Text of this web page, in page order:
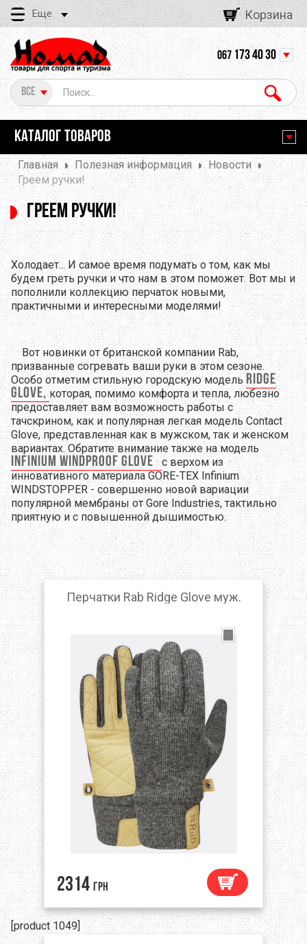
Еще Корзина
Все
067 173 40 30
КАТАЛОГ ТОВАРОВ
Главная Полезная информация
Новости
Греем ручки!
Греем ручки!
Холодает... И самое время подумать о том, как мы
будем греть ручки и что нам в этом поможет. Вот мы и
пополнили коллекцию перчаток новыми,
практичными и интересными моделями!
Вот новинки от британской компании Rab,
призванные согревать ваши руки в этом сезоне.
Особо отметим стильную городскую модель Ridge
Glove, которая, помимо комфорта и тепла, любезно
предоставляет вам возможность работы с
тачскрином, как и популярная легкая модель Contact
Glove, представленная как в мужском, так и женском
вариантах. Обратите внимание также на модель
Infinium Windproof Glove
c верхом из
инновативного материала GORE-TEX Infinium
WINDSTOPPER - совершенно новой вариации
популярной мембраны от Gore Industries, тактильно
приятную и c повышенной дышимостью.
Перчатки Rab Ridge Glove муж.
2314 грн
[product 1049]